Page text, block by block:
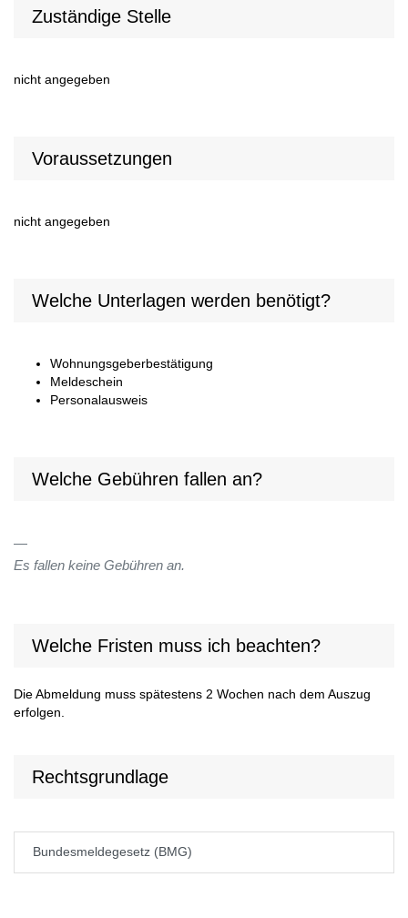
Zuständige Stelle
nicht angegeben
Voraussetzungen
nicht angegeben
Welche Unterlagen werden benötigt?
Wohnungsgeberbestätigung
Meldeschein
Personalausweis
Welche Gebühren fallen an?
Es fallen keine Gebühren an.
Welche Fristen muss ich beachten?
Die Abmeldung muss spätestens 2 Wochen nach dem Auszug
erfolgen.
Rechtsgrundlage
Bundesmeldegesetz (BMG)